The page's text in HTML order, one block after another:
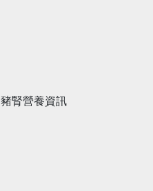
豬腎營養資訊